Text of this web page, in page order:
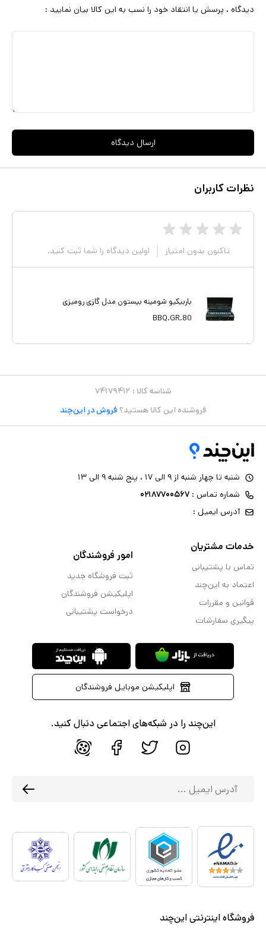
دیدگاه ، پرسش یا انتقاد خود را نسب به این کالا بیان نمایید :
ارسال دیدگاه
نظرات کاربران
تاکنون بدون امتیاز اولین دیدگاه را شما ثبت کنید.
باربیکیو شومینه بیستون مدل گازی رومیزی
BBQ.GR.80
شناسه کالا : ۷۴۱۷۹۴۱۲
فروشنده این کالا هستید؟ فروش در این‌چند
شنبه تا چهار شنبه از ۹ الی ۱۷ ، پنج شنبه ۹ الی ۱۳
شماره تماس : ۰۲۱۸۷۷۰۰۵۶۷
آدرس ایمیل :
خدمات مشتریان
تماس با پشتیبانی
اعتماد به این‌چند
قوانین و مقررات
پیگیری سفارشات
امور فروشندگان
ثبت فروشگاه جدید
اپلیکیشن فروشندگان
درخواست پشتیبانی
اپلیکیشن موبایل فروشندگان
این‌چند را در شبکه‌های اجتماعی دنبال کنید.
فروشگاه اینترنتی این‌چند